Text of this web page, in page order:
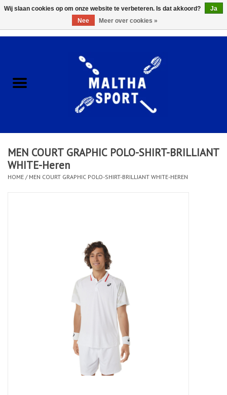
ACCESSOIRES/HARDWARE
KLEDING
CLUBSHOPS
MEN COURT GRAPHIC POLO-SHIRT-BRILLIANT
WHITE-Heren
HOME / MEN COURT GRAPHIC POLO-SHIRT-BRILLIANT WHITE-HEREN
Wij slaan cookies op om onze website te verbeteren. Is dat akkoord?
Ja
Nee
Meer over cookies »